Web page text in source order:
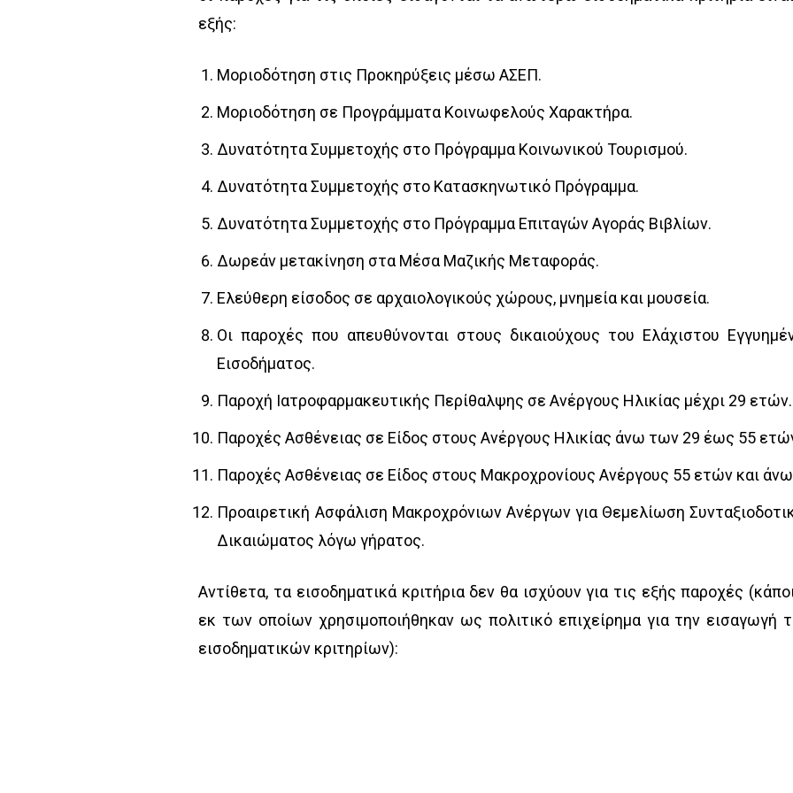
εξής:
Μοριοδότηση στις Προκηρύξεις μέσω ΑΣΕΠ.
Μοριοδότηση σε Προγράμματα Κοινωφελούς Χαρακτήρα.
Δυνατότητα Συμμετοχής στο Πρόγραμμα Κοινωνικού Τουρισμού.
Δυνατότητα Συμμετοχής στο Κατασκηνωτικό Πρόγραμμα.
Δυνατότητα Συμμετοχής στο Πρόγραμμα Επιταγών Αγοράς Βιβλίων.
Δωρεάν μετακίνηση στα Μέσα Μαζικής Μεταφοράς.
Ελεύθερη είσοδος σε αρχαιολογικούς χώρους, μνημεία και μουσεία.
Οι παροχές που απευθύνονται στους δικαιούχους του Ελάχιστου
Εισοδήματος.
Παροχή Ιατροφαρμακευτικής Περίθαλψης σε Ανέργους Ηλικίας μέχρι 29 ετών.
Παροχές Ασθένειας σε Είδος στους Ανέργους Ηλικίας άνω των 29 έως 55
Παροχές Ασθένειας σε Είδος στους Μακροχρονίους Ανέργους 55 ετών και
Προαιρετική Ασφάλιση Μακροχρόνιων Ανέργων για Θεμελίωση
Δικαιώματος λόγω γήρατος.
Αντίθετα, τα εισοδηματικά κριτήρια δεν θα ισχύουν για τις εξής παροχές
εκ των οποίων χρησιμοποιήθηκαν ως πολιτικό επιχείρημα για την εισαγωγή
εισοδηματικών κριτηρίων):